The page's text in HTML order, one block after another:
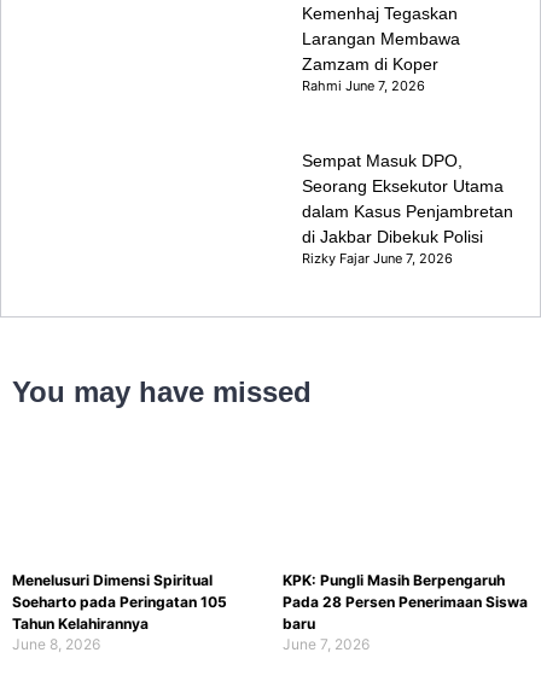
Kemenhaj Tegaskan
Larangan Membawa
Zamzam di Koper
RahmiJune 7, 2026
Sempat Masuk DPO,
Seorang Eksekutor Utama
dalam Kasus Penjambretan
di Jakbar Dibekuk Polisi
Rizky FajarJune 7, 2026
You may have missed
Menelusuri Dimensi Spiritual
Soeharto pada Peringatan 105
Tahun Kelahirannya
June 8, 2026
KPK: Pungli Masih Berpengaruh
Pada 28 Persen Penerimaan Siswa
baru
June 7, 2026